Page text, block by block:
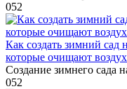
052
Как создать зимний сад
которые очищают
Создание зимнего сада
052